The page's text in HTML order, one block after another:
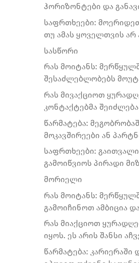
ჰორიზონტები და
საფრთხეები:
თუ ამას ყოველთვის არ
სასწორი
რას მოიტანს:
შესაძლებლობებს
რას მივაქციოთ
კონტაქტებმა
წარმატება:
მოკავშირეები ან
საფრთხეები:
გამოიწვიოს პირადი
მორიელი
რას მოიტანს:
გამოიჩინოთ ამბიცია
რას მიაქციოთ
იყოს. ეს არის შანსი
წარმატება: